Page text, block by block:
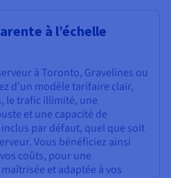
à l’échelle
à Toronto, Gravelines ou
d’un modèle tarifaire clair,
le trafic illimité, une
et une capacité de
par défaut, quel que soit
Vous bénéficiez ainsi
coûts, pour une
et adaptée à vos